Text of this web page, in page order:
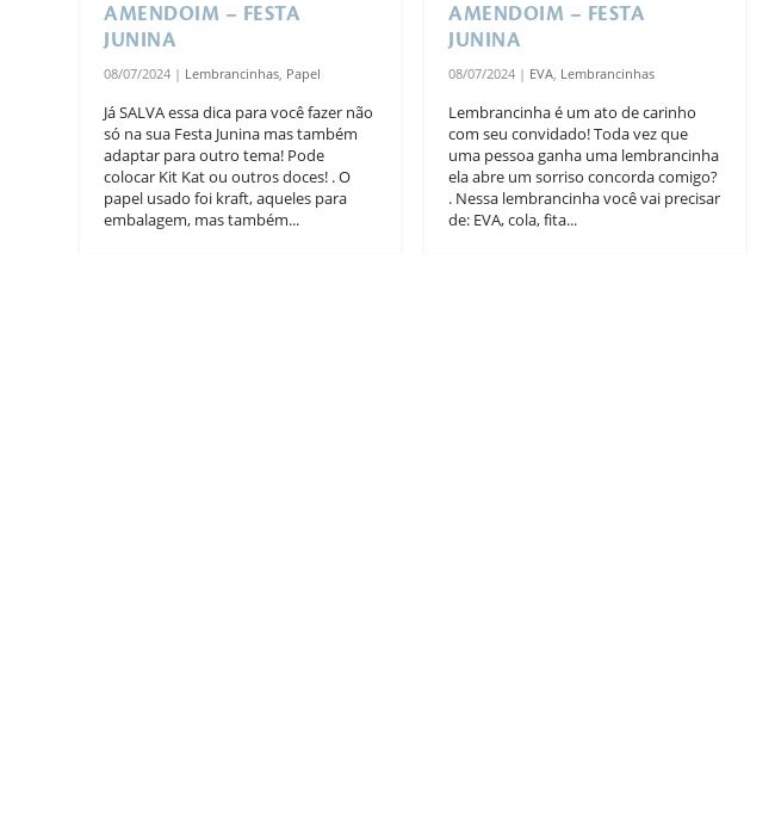
AMENDOIM – FESTA
JUNINA
08/07/2024 | Lembrancinhas Papel
Já SALVA essa dica para você fazer não
só na sua Festa Junina mas também
adaptar para outro tema! Pode
colocar Kit Kat ou outros doces! . O
papel usado foi kraft, aqueles para
embalagem, mas também...
AMENDOIM – FESTA
JUNINA
08/07/2024 | EVA Lembrancinhas
Lembrancinha é um ato de carinho
com seu convidado! Toda vez que
uma pessoa ganha uma lembrancinha
ela abre um sorriso concorda comigo?
. Nessa lembrancinha você vai precisar
de: EVA, cola, fita...